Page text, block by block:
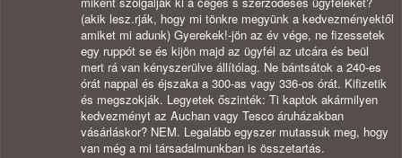
(akik lesz.rják, hogy mi tönkre megyünk a kedvezményektől
amiket mi adunk) Gyerekek!-jön az év vége, ne fizessetek
egy ruppót se és kijön majd az ügyfél az utcára és beül
mert rá van kényszerülve állítólag. Ne bántsátok a 240-es
órát nappal és éjszaka a 300-as vagy 336-os órát. Kifizetik
és megszokják. Legyetek őszinték: Ti kaptok akármilyen
kedvezményt az Auchan vagy Tesco áruházakban
vásárláskor? NEM. Legalább egyszer mutassuk meg, hogy
van még a mi társadalmunkban is összetartás.